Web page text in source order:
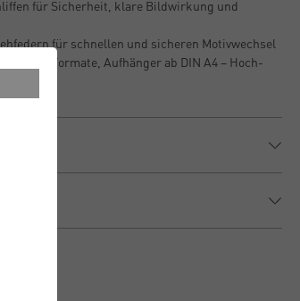
für Sicherheit, klare Bildwirkung und
für schnellen und sicheren Motivwechsel
kleine Formate, Aufhänger ab DIN A4 – Hoch-